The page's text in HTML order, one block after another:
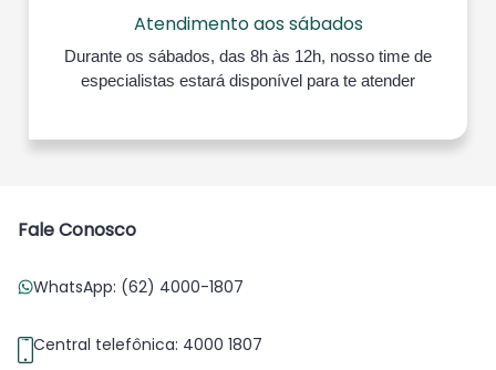
Atendimento aos sábados
Durante os sábados, das 8h às 12h, nosso time de
especialistas estará disponível para te atender
Fale Conosco
WhatsApp: (62) 4000-1807
Central telefônica: 4000 1807